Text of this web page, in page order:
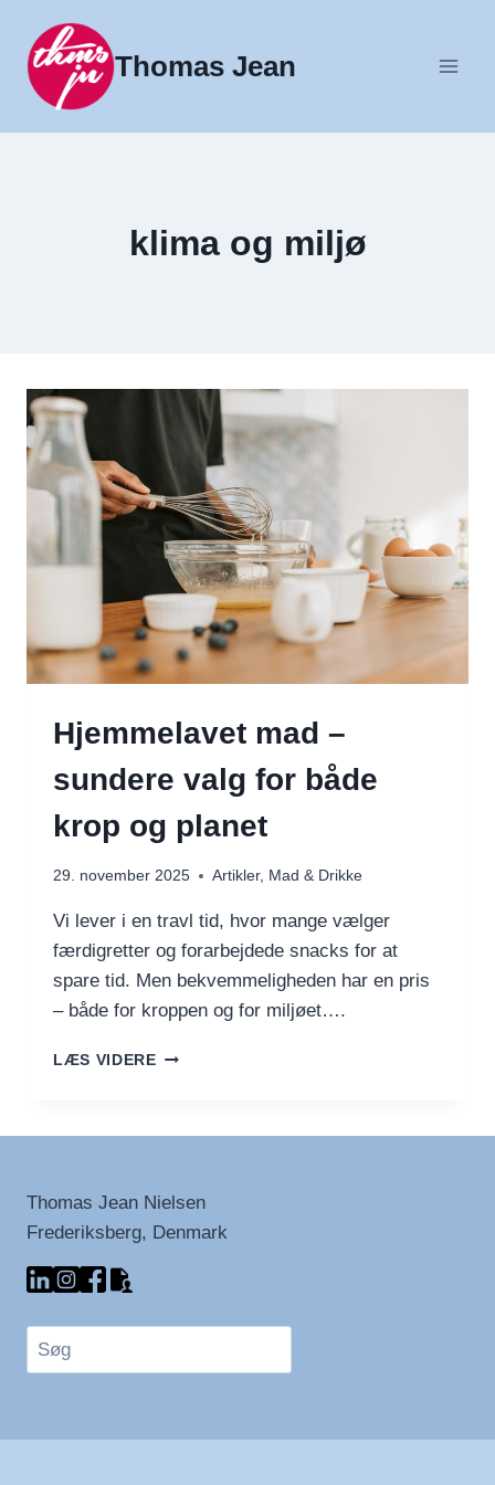
indhold
Thomas Jean
klima og miljø
Hjemmelavet mad –
sundere valg for både
krop og planet
29. november 2025 Artikler, Mad & Drikke
Vi lever i en travl tid, hvor mange vælger
færdigretter og forarbejdede snacks for at
spare tid. Men bekvemmeligheden har en pris
– både for kroppen og for miljøet….
LÆS VIDEREHJEMMELAVET
BÅDE
OG
Thomas Jean Nielsen
Frederiksberg, Denmark
Søg